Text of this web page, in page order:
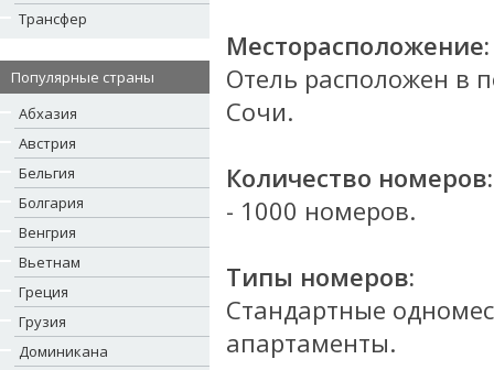
Трансфер
Популярные страны
Абхазия
Австрия
Бельгия
Болгария
Венгрия
Вьетнам
Греция
Грузия
Доминикана
Месторасположение:
Отель расположен в
Сочи.
Количество номеров:
- 1000 номеров.
Типы номеров:
Стандартные
апартаменты.